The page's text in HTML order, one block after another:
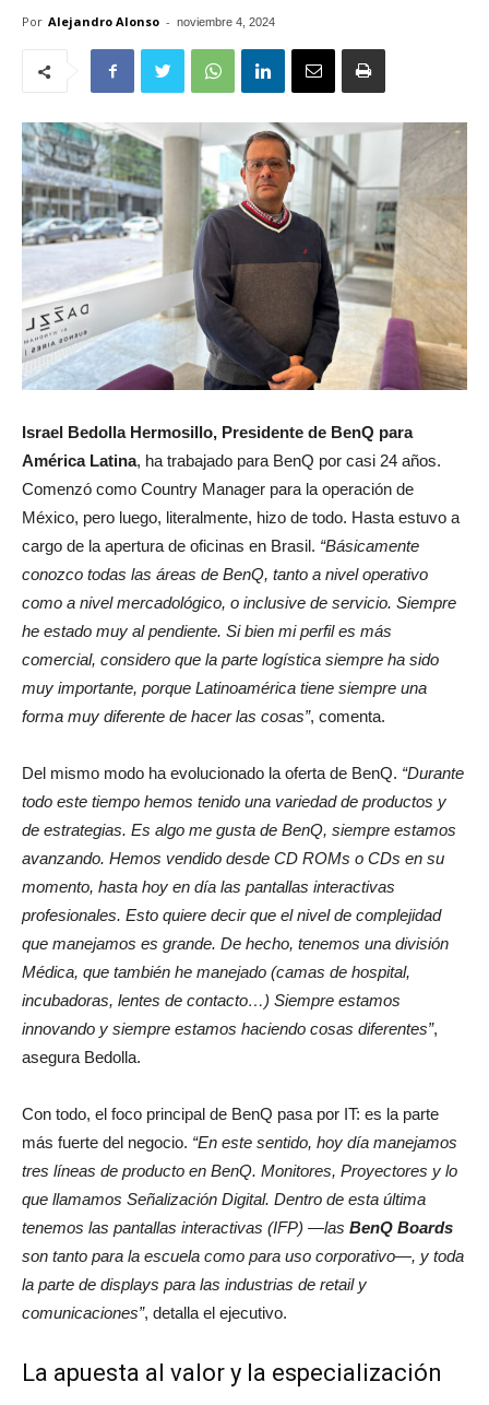
Por Alejandro Alonso - noviembre 4, 2024
Israel Bedolla Hermosillo, Presidente de BenQ para
América Latina, ha trabajado para BenQ por casi 24 años.
Comenzó como Country Manager para la operación de
México, pero luego, literalmente, hizo de todo. Hasta estuvo a
cargo de la apertura de oficinas en Brasil. “Básicamente
conozco todas las áreas de BenQ, tanto a nivel operativo
como a nivel mercadológico, o inclusive de servicio. Siempre
he estado muy al pendiente. Si bien mi perfil es más
comercial, considero que la parte logística siempre ha sido
muy importante, porque Latinoamérica tiene siempre una
forma muy diferente de hacer las cosas”, comenta.
Del mismo modo ha evolucionado la oferta de BenQ. “Durante
todo este tiempo hemos tenido una variedad de productos y
de estrategias. Es algo me gusta de BenQ, siempre estamos
avanzando. Hemos vendido desde CD ROMs o CDs en su
momento, hasta hoy en día las pantallas interactivas
profesionales. Esto quiere decir que el nivel de complejidad
que manejamos es grande. De hecho, tenemos una división
Médica, que también he manejado (camas de hospital,
incubadoras, lentes de contacto…) Siempre estamos
innovando y siempre estamos haciendo cosas diferentes”,
asegura Bedolla.
Con todo, el foco principal de BenQ pasa por IT: es la parte
más fuerte del negocio. “En este sentido, hoy día manejamos
tres líneas de producto en BenQ. Monitores, Proyectores y lo
que llamamos Señalización Digital. Dentro de esta última
tenemos las pantallas interactivas (IFP) —las BenQ Boards
son tanto para la escuela como para uso corporativo—, y toda
la parte de displays para las industrias de retail y
comunicaciones”, detalla el ejecutivo.
La apuesta al valor y la especialización